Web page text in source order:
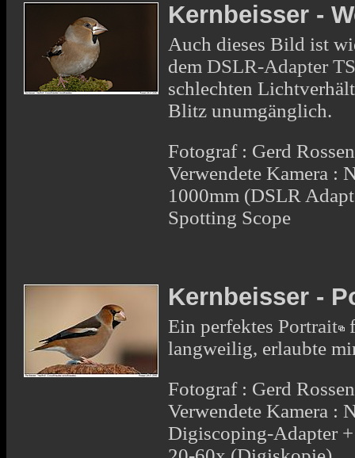
Kernbeisser -
Auch dieses Bild ist
demDSLR-Adapter
schlechten
Blitz unumgänglich.
Fotograf : Gerd Rossen
Verwendete Kamera :
1000mm (DSLR
Spotting Scope
Kernbeisser -
Ein perfektesPortrait
langweilig, erlaubte
Fotograf : Gerd Rossen
Verwendete Kamera :
Digiscoping-Adapter